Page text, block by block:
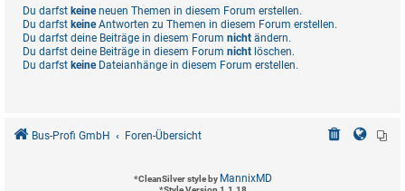
Du darfst keineneuen Themen in diesem Forum erstellen.
Du darfst keineAntworten zu Themen in diesem Forum erstellen.
Du darfst deine Beiträge in diesem Forum nicht ändern.
Du darfst deine Beiträge in diesem Forum nicht löschen.
Du darfst keineDateianhänge in diesem Forum erstellen.
Bus-Profi GmbH Foren-Übersicht
*CleanSilver style by MannixMD